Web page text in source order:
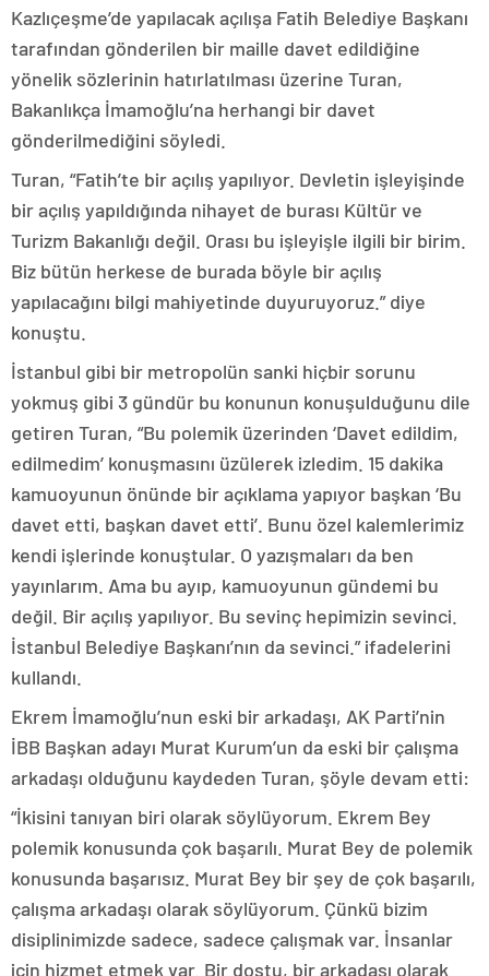
Kazlıçeşme’de yapılacak açılışa Fatih Belediye Başkanı
tarafından gönderilen bir maille davet edildiğine
yönelik sözlerinin hatırlatılması üzerine Turan,
Bakanlıkça İmamoğlu’na herhangi bir davet
gönderilmediğini söyledi.
Turan, “Fatih’te bir açılış yapılıyor. Devletin işleyişinde
bir açılış yapıldığında nihayet de burası Kültür ve
Turizm Bakanlığı değil. Orası bu işleyişle ilgili bir birim.
Biz bütün herkese de burada böyle bir açılış
yapılacağını bilgi mahiyetinde duyuruyoruz.” diye
konuştu.
İstanbul gibi bir metropolün sanki hiçbir sorunu
yokmuş gibi 3 gündür bu konunun konuşulduğunu dile
getiren Turan, “Bu polemik üzerinden ‘Davet edildim,
edilmedim’ konuşmasını üzülerek izledim. 15 dakika
kamuoyunun önünde bir açıklama yapıyor başkan ‘Bu
davet etti, başkan davet etti’. Bunu özel kalemlerimiz
kendi işlerinde konuştular. O yazışmaları da ben
yayınlarım. Ama bu ayıp, kamuoyunun gündemi bu
değil. Bir açılış yapılıyor. Bu sevinç hepimizin sevinci.
İstanbul Belediye Başkanı’nın da sevinci.” ifadelerini
kullandı.
Ekrem İmamoğlu’nun eski bir arkadaşı, AK Parti’nin
İBB Başkan adayı Murat Kurum’un da eski bir çalışma
arkadaşı olduğunu kaydeden Turan, şöyle devam etti:
“İkisini tanıyan biri olarak söylüyorum. Ekrem Bey
polemik konusunda çok başarılı. Murat Bey de polemik
konusunda başarısız. Murat Bey bir şey de çok başarılı,
çalışma arkadaşı olarak söylüyorum. Çünkü bizim
disiplinimizde sadece, sadece çalışmak var. İnsanlar
için hizmet etmek var. Bir dostu, bir arkadaşı olarak